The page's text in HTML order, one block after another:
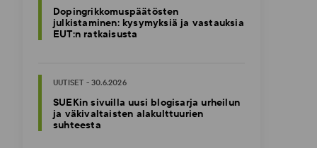
Dopingrikkomuspäätösten
julkistaminen: kysymyksiä ja vastauksia
EUT:n ratkaisusta
UUTISET - 30.6.2026
SUEKin sivuilla uusi blogisarja urheilun
ja väkivaltaisten alakulttuurien
suhteesta